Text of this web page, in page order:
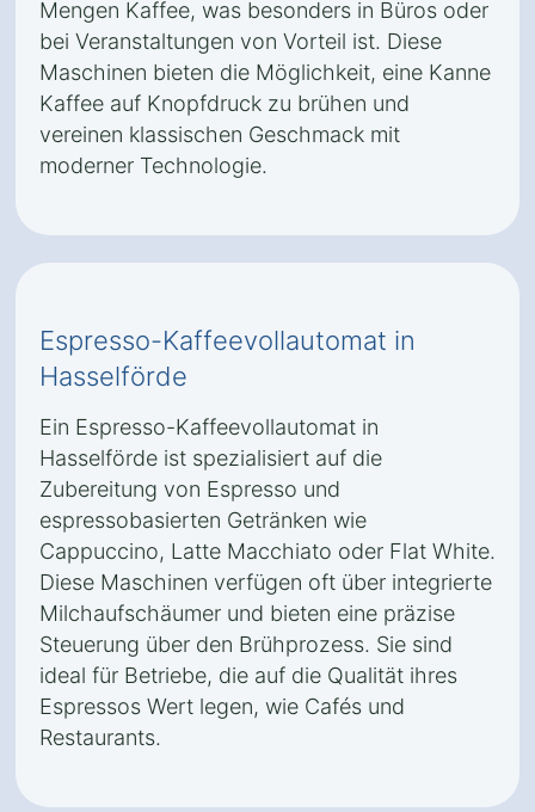
Mengen Kaffee, was besonders in Büros oder
bei Veranstaltungen von Vorteil ist. Diese
Maschinen bieten die Möglichkeit, eine Kanne
Kaffee auf Knopfdruck zu brühen und
vereinen klassischen Geschmack mit
moderner Technologie.
Espresso-Kaffeevollautomat in
Hasselförde
Ein Espresso-Kaffeevollautomat in
Hasselförde ist spezialisiert auf die
Zubereitung von Espresso und
espressobasierten Getränken wie
Cappuccino, Latte Macchiato oder Flat White.
Diese Maschinen verfügen oft über integrierte
Milchaufschäumer und bieten eine präzise
Steuerung über den Brühprozess. Sie sind
ideal für Betriebe, die auf die Qualität ihres
Espressos Wert legen, wie Cafés und
Restaurants.